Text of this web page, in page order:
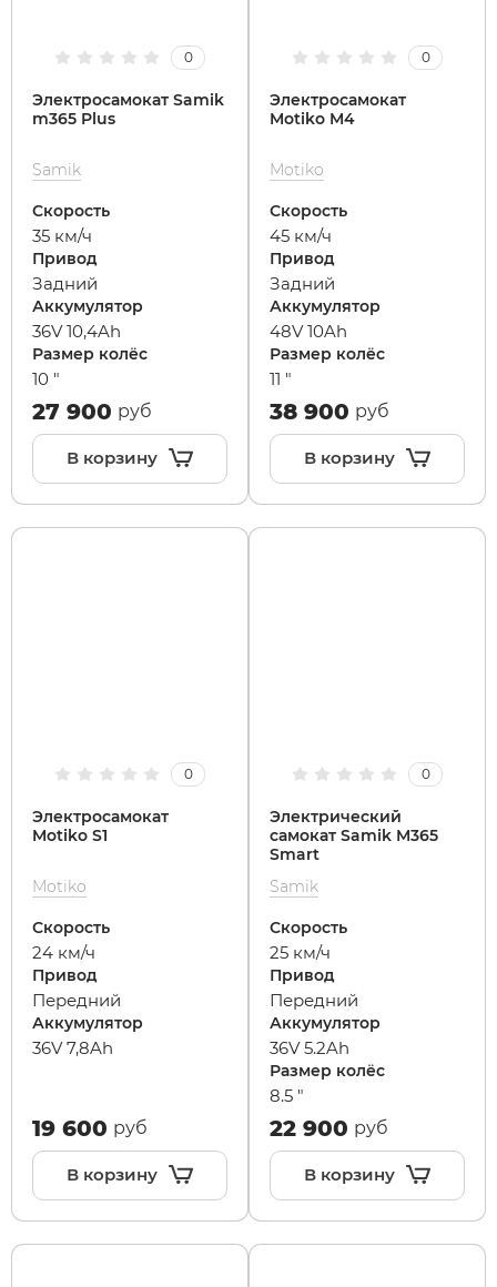
0
Электросамокат Samik
m365 Plus
Samik
Скорость
35 км/ч
Привод
Задний
Аккумулятор
36V 10,4Ah
Размер колёс
10 "
27 900 руб
В корзину
0
Электросамокат
Motiko M4
Motiko
Скорость
45 км/ч
Привод
Задний
Аккумулятор
48V 10Ah
Размер колёс
11 "
38 900 руб
В корзину
0
Электросамокат
Motiko S1
Motiko
Скорость
24 км/ч
Привод
Передний
Аккумулятор
36V 7,8Ah
19 600 руб
В корзину
0
Электрический
самокат Samik M365
Smart
Samik
Скорость
25 км/ч
Привод
Передний
Аккумулятор
36V 5.2Ah
Размер колёс
8.5 "
22 900 руб
В корзину